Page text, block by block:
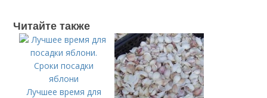
Читайте также
Лучшее время для